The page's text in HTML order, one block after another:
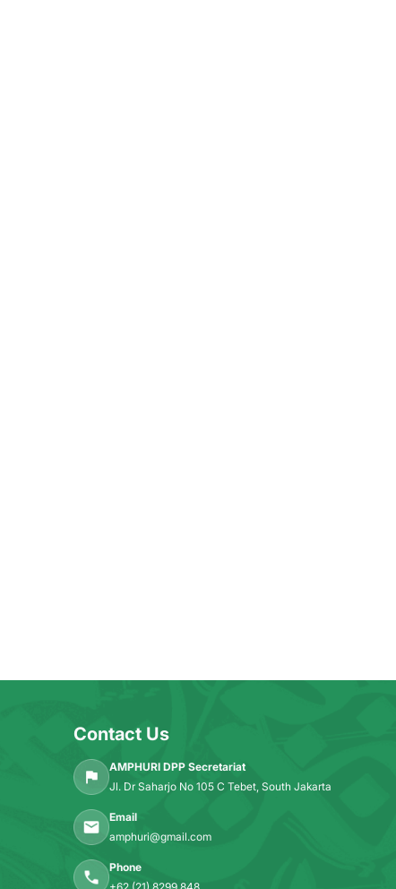
Contact Us
AMPHURI DPP Secretariat
Jl. Dr Saharjo No 105 C Tebet, South Jakarta
Email
amphuri@gmail.com
Phone